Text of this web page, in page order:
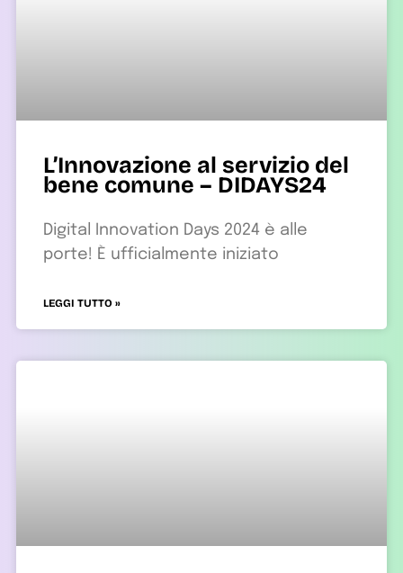
L’Innovazione al servizio del
bene comune – DIDAYS24
Digital Innovation Days 2024 è alle
porte! È ufficialmente iniziato
LEGGI TUTTO »